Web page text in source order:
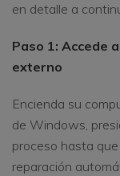
en detalle a
Paso 1: Accede
externo
Encienda su
de Windows,
proceso hasta
reparación